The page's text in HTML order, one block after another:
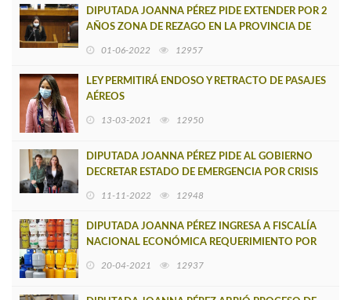
DIPUTADA JOANNA PÉREZ PIDE EXTENDER POR 2
AÑOS ZONA DE REZAGO EN LA PROVINCIA DE
01-06-2022 12957
LEY PERMITIRÁ ENDOSO Y RETRACTO DE PASAJES
AÉREOS
13-03-2021 12950
DIPUTADA JOANNA PÉREZ PIDE AL GOBIERNO
DECRETAR ESTADO DE EMERGENCIA POR CRISIS
11-11-2022 12948
DIPUTADA JOANNA PÉREZ INGRESA A FISCALÍA
NACIONAL ECONÓMICA REQUERIMIENTO POR
20-04-2021 12937